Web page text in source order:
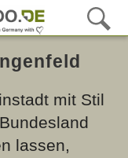
mit Stil
lassen,